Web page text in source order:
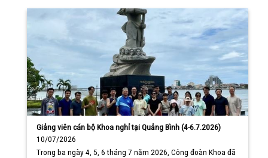
Giảng viên cán bộ Khoa nghỉ tại Quảng Bình (4-6.7.2026)
10/07/2026
Trong ba ngày 4, 5, 6 tháng 7 năm 2026, Công đoàn Khoa đã